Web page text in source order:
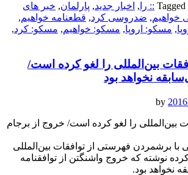
Tagged :: را , اخبار جدید, پارلمان, خبر های
خواهیم, ضدروسی کرد, قطعنامه خواهیم,
, مسکو: اروپا, مسکو: خواهیم, مسکو: کرد,
بین‌المللی را لغو کرده است/
نخواهد بود
بین‌المللی را لغو کرده است/ خروج از برجام
با برشمردن فهرستی از توافقات بین‌المللی
کرده نوشته که خروج واشنگتن از توافقنامه
نخواهد بود.